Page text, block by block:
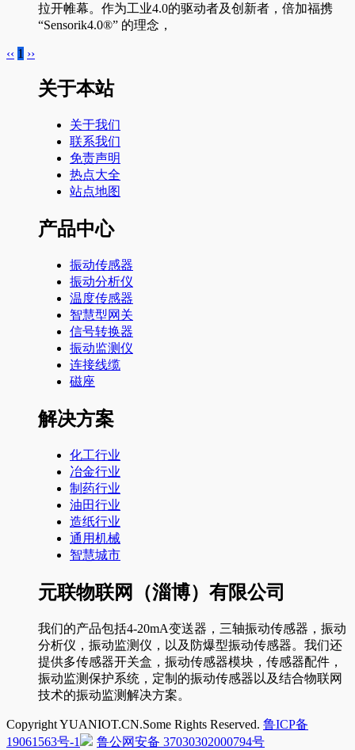
拉开帷幕。作为工业4.0的驱动者及创新者，倍加福携
“Sensorik4.0®” 的理念，
‹‹ 1 ››
关于本站
关于我们
联系我们
免责声明
热点大全
站点地图
产品中心
振动传感器
振动分析仪
温度传感器
智慧型网关
信号转换器
振动监测仪
连接线缆
磁座
解决方案
化工行业
冶金行业
制药行业
油田行业
造纸行业
通用机械
智慧城市
元联物联网（淄博）有限公司
我们的产品包括4-20mA变送器，三轴振动传感器，振动
分析仪，振动监测仪，以及防爆型振动传感器。我们还
提供多传感器开关盒，振动传感器模块，传感器配件，
振动监测保护系统，定制的振动传感器以及结合物联网
技术的振动监测解决方案。
Copyright YUANIOT.CN.Some Rights Reserved. 鲁ICP备
19061563号-1
鲁公网安备 37030302000794号